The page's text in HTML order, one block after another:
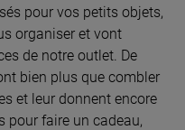
pour vos petits objets,
organiser et vont
de notre outlet. De
bien plus que combler
et leur donnent encore
pour faire un cadeau,